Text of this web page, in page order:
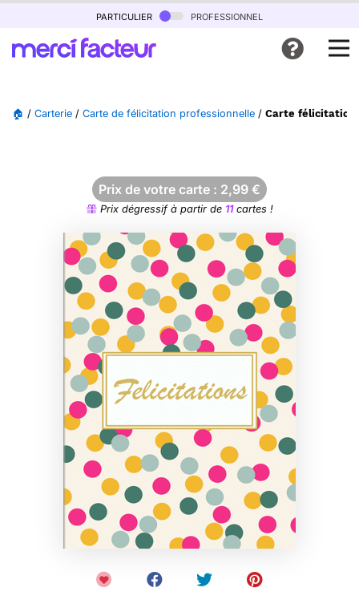
particulier professionnel
🏠 / Carterie / Carte de félicitation professionnelle / Carte
Prix de votre carte : 2,99 €
Prix dégressif à partir de 11cartes !